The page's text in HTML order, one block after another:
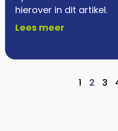
hierover in dit artikel.
Lees meer
1 2 3